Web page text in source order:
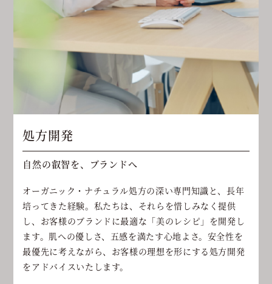
処方開発
自然の叡智を、ブランドへ
オーガニック・ナチュラル処方の深い専門知識と、長年
培ってきた経験。私たちは、それらを惜しみなく提供
し、お客様のブランドに最適な「美のレシピ」を開発し
ます。肌への優しさ、五感を満たす心地よさ。安全性を
最優先に考えながら、お客様の理想を形にする処方開発
をアドバイスいたします。